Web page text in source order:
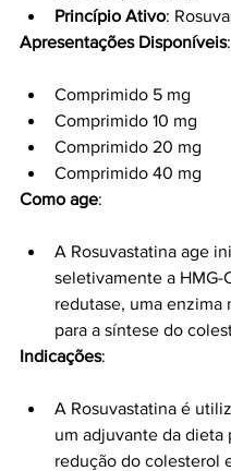
Princípio Ativo:
Apresentações Disponíveis:
Comprimido 5 mg
Comprimido 10 mg
Comprimido 20 mg
Comprimido 40 mg
Como age:
A Rosuvastatina age
seletivamente a HMG-
redutase, uma enzima
para a síntese do
Indicações:
A Rosuvastatina é
um adjuvante da dieta
redução do colesterol